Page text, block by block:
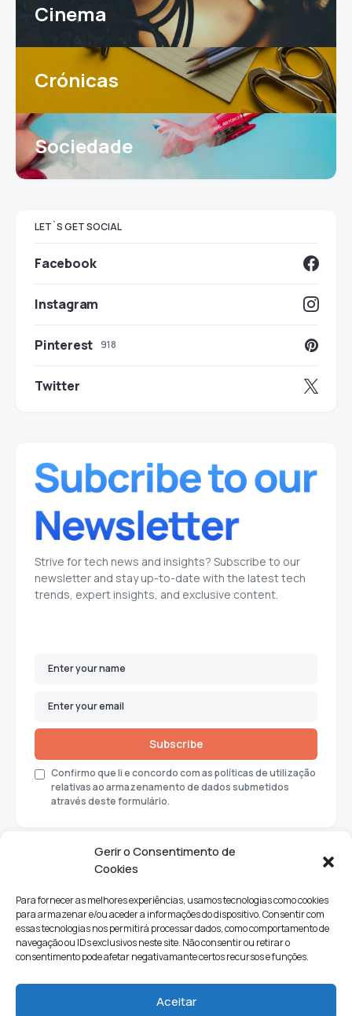
Gerir o Consentimento de
Cookies
Para fornecer as melhores experiências, usamos tecnologias como cookies
para armazenar e/ou aceder a informações do dispositivo. Consentir com
essas tecnologias nos permitirá processar dados, como comportamento de
navegação ou IDs exclusivos neste site. Não consentir ou retirar o
consentimento pode afetar negativamante certos recursos e funções.
Aceitar
Cinema
Crónicas
Sociedade
LET`S GET SOCIAL
Facebook
Instagram
Pinterest 918
Twitter
Strive for tech news and insights? Subscribe to our
newsletter and stay up-to-date with the latest tech
trends, expert insights, and exclusive content.
Subscribe
Confirmo que li e concordo com as políticas de utilização
relativas ao armazenamento de dados submetidos
através deste formulário.
Ciências e Tecnologia